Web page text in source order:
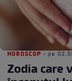
HOROSCOP • pe
Zodia care